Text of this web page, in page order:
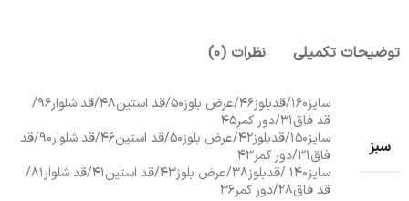
توضیحات تکمیلی نظرات (0)
سبز
سایز160/قدبلوز46/عرض بلوز50/قد استین48/قد شلوار96/
قد فاق31/دور کمر45
سایز150/قدبلوز42/عرض بلوز50/قد استین46/قد شلوار90/قد
فاق31/دور کمر43
سایز140 /قدبلوز38/عرض بلوز43/قد استین41/قد شلوار81/
قد فاق28/دور کمر36